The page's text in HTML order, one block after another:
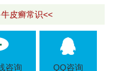
皮癣常识<<
咨询 QQ咨询